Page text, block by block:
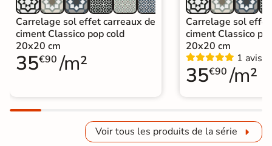
Carrelage sol effet carreaux de
ciment Classico pop cold
20x20 cm
35€90 /m²
Carrelage sol
ciment Classico
20x20 cm
1 avis
35€90 /m²
Voir tous les produits de la série